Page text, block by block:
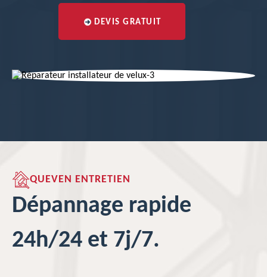
DEVIS GRATUIT
QUEVEN ENTRETIEN
Dépannage rapide
24h/24 et 7j/7.